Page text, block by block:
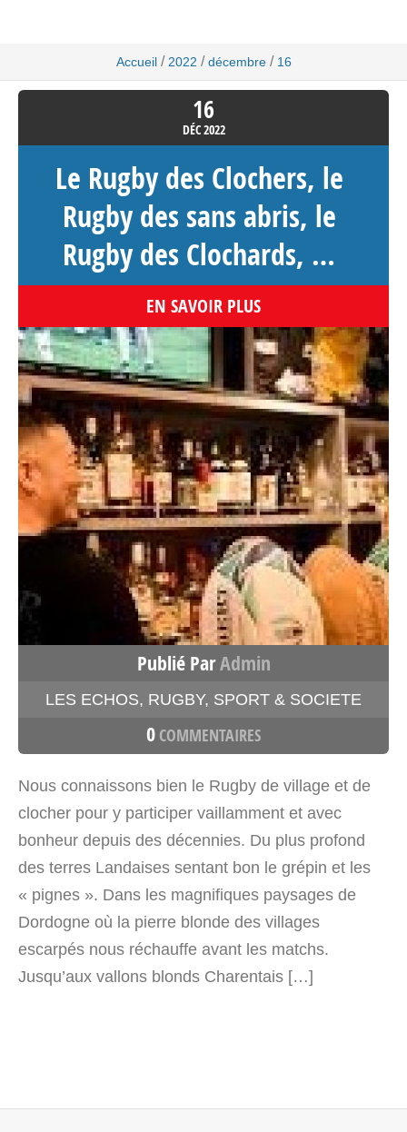
Accueil / 2022 / décembre / 16
16
DÉC2022
Le Rugby des Clochers, le
Rugby des sans abris, le
Rugby des Clochards, …
EN SAVOIR PLUS
Publié ParAdmin
LES ECHOS, RUGBY, SPORT & SOCIETE
0 COMMENTAIRES
Nous connaissons bien le Rugby de village et de
clocher pour y participer vaillamment et avec
bonheur depuis des décennies. Du plus profond
des terres Landaises sentant bon le grépin et les
« pignes ». Dans les magnifiques paysages de
Dordogne où la pierre blonde des villages
escarpés nous réchauffe avant les matchs.
Jusqu’aux vallons blonds Charentais […]